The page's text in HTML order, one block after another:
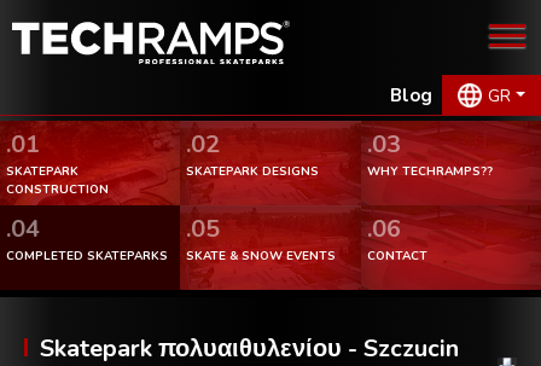
Blog GR
.01
SKATEPARK
CONSTRUCTION
.02
SKATEPARK DESIGNS
.03
WHY TECHRAMPS??
.04
COMPLETED SKATEPARKS
.05
SKATE & SNOW EVENTS
.06
CONTACT
Skatepark πολυαιθυλενίου - Szczucin